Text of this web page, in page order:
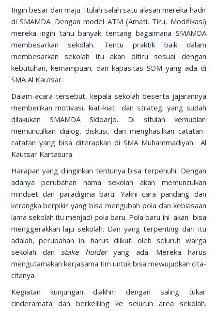
Ingin besar dan maju. Itulah salah satu alasan mereka hadir
di SMAMDA. Dengan model ATM (Amati, Tiru, Modifikasi)
mereka ingin tahu banyak tentang bagaimana SMAMDA
membesarkan sekolah. Tentu praktik baik dalam
membesarkan sekolah itu akan ditiru sesuai dengan
kebutuhan, kemampuan, dan kapasitas SDM yang ada di
SMA Al Kautsar.
Dalam acara tersebut, kepala sekolah beserta jajarannya
memberikan motivasi, kiat-kiat dan strategi yang sudah
dilakukan SMAMDA Sidoarjo. Di situlah kemudian
memunculkan dialog, diskusi, dan menghasilkan catatan-
catatan yang bisa diterapkan di SMA Muhammadiyah Al
Kautsar Kartasura
Harapan yang diinginkan tentunya bisa terpenuhi. Dengan
adanya perubahan nama sekolah akan memunculkan
mindset dan paradigma baru. Yakni cara pandang dan
kerangka berpikir yang bisa mengubah pola dan kebiasaan
lama sekolah itu menjadi pola baru. Pola baru ini akan bisa
menggerakkan laju sekolah. Dan yang terpenting dari itu
adalah, perubahan ini harus diikuti oleh seluruh warga
sekolah dan stake holderyang ada. Mereka harus
mengutamakan kerjasama tim untuk bisa mewujudkan cita-
citanya.
Kegiatan kunjungan diakhiri dengan saling tukar
cinderamata dan berkeliling ke seluruh area sekolah.